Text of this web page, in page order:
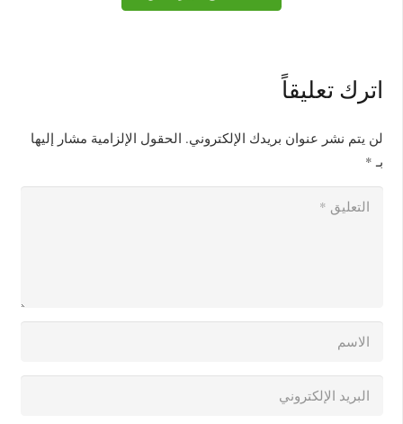
اترك تعليقاً
لن يتم نشر عنوان بريدك الإلكتروني. الحقول الإلزامية مشار إليها
بـ *